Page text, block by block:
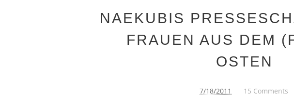
NAEKUBIS
FRAUEN AUS DEM
OSTEN
7/18/2011 15 Comments